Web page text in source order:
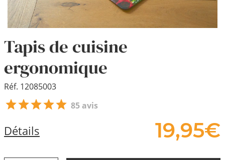
Tapis de cuisine
ergonomique
Réf. 12085003
85 avis
Détails 19,95€